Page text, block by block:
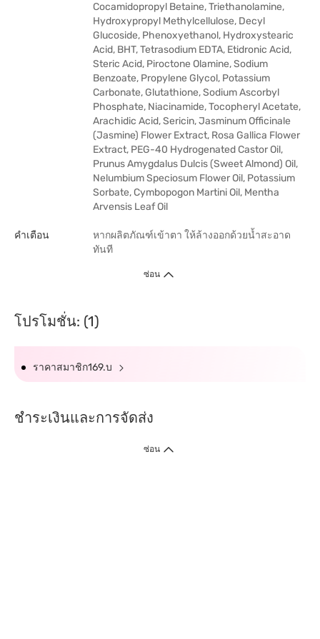
Cocamidopropyl Betaine, Triethanolamine,
Hydroxypropyl Methylcellulose, Decyl
Glucoside, Phenoxyethanol, Hydroxystearic
Acid, BHT, Tetrasodium EDTA, Etidronic Acid,
Steric Acid, Piroctone Olamine, Sodium
Benzoate, Propylene Glycol, Potassium
Carbonate, Glutathione, Sodium Ascorbyl
Phosphate, Niacinamide, Tocopheryl Acetate,
Arachidic Acid, Sericin, Jasminum Officinale
(Jasmine) Flower Extract, Rosa Gallica Flower
Extract, PEG-40 Hydrogenated Castor Oil,
Prunus Amygdalus Dulcis (Sweet Almond) Oil,
Nelumbium Speciosum Flower Oil, Potassium
Sorbate, Cymbopogon Martini Oil, Mentha
Arvensis Leaf Oil
คำเตือน
หากผลิตภัณฑ์เข้าตา ให้ล้างออกด้วยน้ำสะอาด
ทันที
ซ่อน
โปรโมชั่น: (1)
ราคาสมาชิก169.บ
ชำระเงินและการจัดส่ง
ซ่อน